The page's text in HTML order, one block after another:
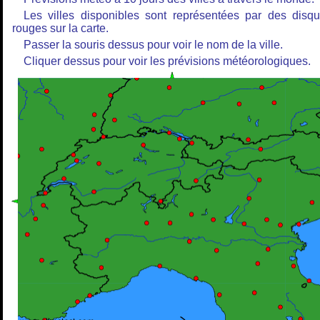
Les villes disponibles sont représentées par des
rouges sur la carte.
Passer la souris dessus pour voir le nom de la ville.
Cliquer dessus pour voir les prévisions météorologiques.